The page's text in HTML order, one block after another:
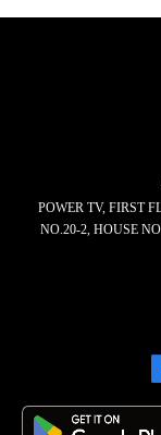
POWER TV, FIRST
NO.20-2, HOUSE